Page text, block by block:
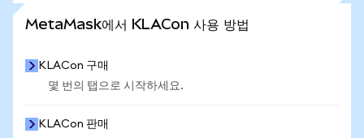
MetaMask에서 KLACon 사용 방법
KLACon 구매
몇 번의 탭으로 시작하세요.
KLACon 판매